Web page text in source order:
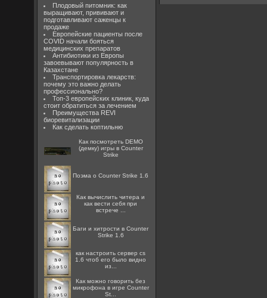
Плодовый питомник: как
выращивают, прививают и
подготавливают саженцы к
продаже
Европейские пациенты после
COVID начали бояться
медицинских препаратов
Антибиотики из Европы
завоевывают популярность в
Казахстане
Транспортировка лекарств:
почему это важно делать
профессионально?
Топ-3 европейских клиник, куда
стоит обратиться за лечением
Преимущества REVI
биоревитализации
Как сделать коптильню
Как посмотреть DEMO
(демку) игры в Counter
Strike
Поэма о Counter Strike 1.6
Как вычислить читера и
как вести себя при
встрече ...
Баги и хитрости в Counter
Strike 1.6
как настроить сервер cs
1.6 чтоб его было видно
из...
Как можно говорить без
микрофона в игре Counter
St...